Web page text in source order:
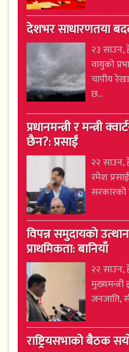
देशभर साधारणतया
२३ साउन,
वायुको
चापीय
छ...
प्रधानमन्त्री र मन्त्री
छैन?: प्रसाईं
२२ साउन,
रमेश
सरकारको
विपन्न समुदायको
प्राथमिकता: बानियाँ
२२ साउन,
मुख्यमन्त्री
जनजाति,
राष्ट्रियसभाको बैठक